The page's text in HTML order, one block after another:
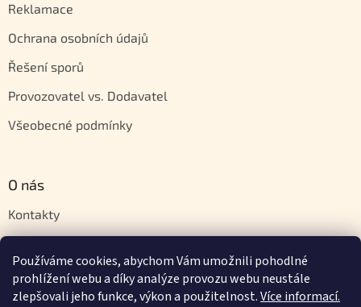
Používáme cookies, abychom Vám umožnili pohodlné
prohlížení webu a díky analýze provozu webu neustále
zlepšovali jeho funkce, výkon a použitelnost.Více informací.
Reklamace
Ochrana osobních údajů
Řešení sporů
Provozovatel vs. Dodavatel
Všeobecné podmínky
O nás
Kontakty
Napište nám